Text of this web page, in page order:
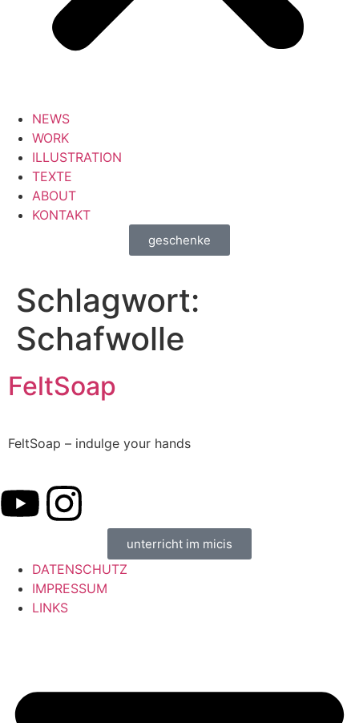
NEWS
WORK
ILLUSTRATION
TEXTE
ABOUT
KONTAKT
geschenke
Schlagwort:
Schafwolle
FeltSoap
FeltSoap – indulge your hands
unterricht im micis
DATENSCHUTZ
IMPRESSUM
LINKS